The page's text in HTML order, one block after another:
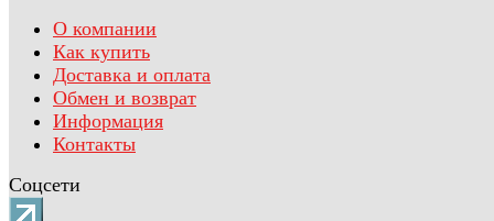
О компании
Как купить
Доставка и оплата
Обмен и возврат
Информация
Контакты
Соцсети